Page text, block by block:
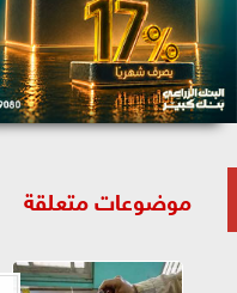
موضوعات متعلقة